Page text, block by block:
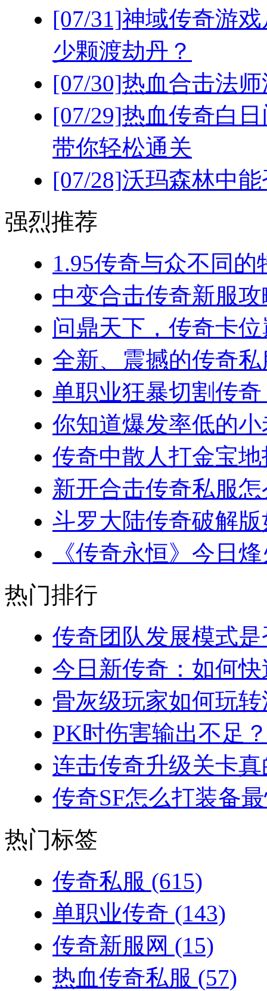
[07/31]神域传奇游
少颗渡劫丹？
[07/30]热血合击法
[07/29]热血传奇白
带你轻松通关
[07/28]沃玛森林中
强烈推荐
1.95传奇与众不同
中变合击传奇新服
问鼎天下，传奇卡
全新、震撼的传奇
单职业狂暴切割传
你知道爆发率低的
传奇中散人打金宝地
新开合击传奇私服
斗罗大陆传奇破解
《传奇永恒》今日
热门排行
传奇团队发展模式
今日新传奇：如何
骨灰级玩家如何玩
PK时伤害输出不足
连击传奇升级关卡
传奇SF怎么打装备
热门标签
传奇私服 (615)
单职业传奇 (143)
传奇新服网 (15)
热血传奇私服 (57)